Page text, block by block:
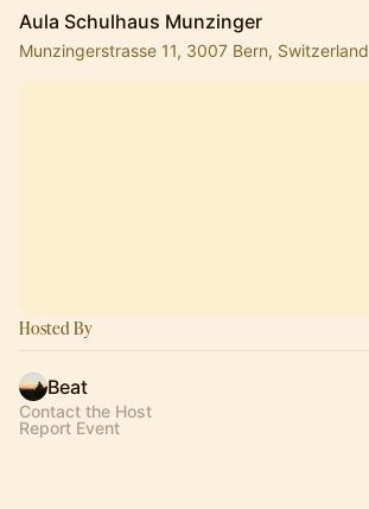
Aula Schulhaus Munzinger
Munzingerstrasse 11, 3007 Bern, Switzerland
Hosted By
Beat
Contact the Host
Report Event